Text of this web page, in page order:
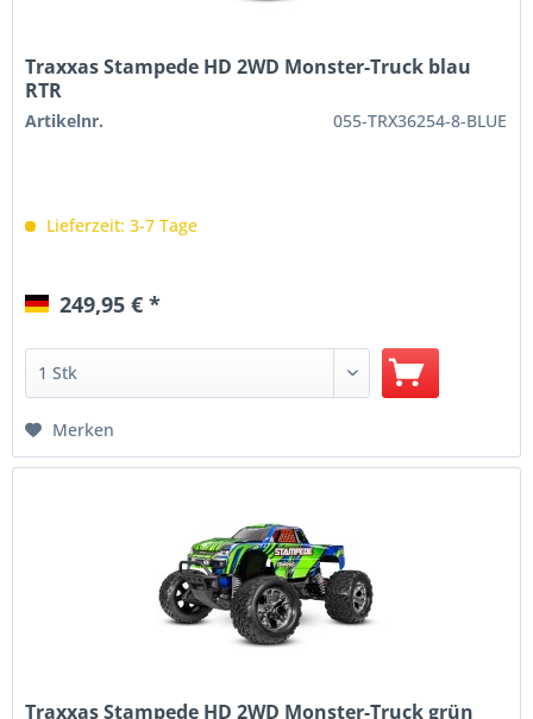
Traxxas Stampede HD 2WD Monster-Truck blau
RTR
Artikelnr. 055-TRX36254-8-BLUE
Lieferzeit: 3-7 Tage
249,95 € *
Merken
Traxxas Stampede HD 2WD Monster-Truck grün